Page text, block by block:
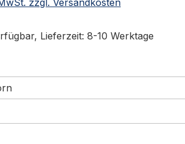
Lieferzeit: 8-10 Werktage